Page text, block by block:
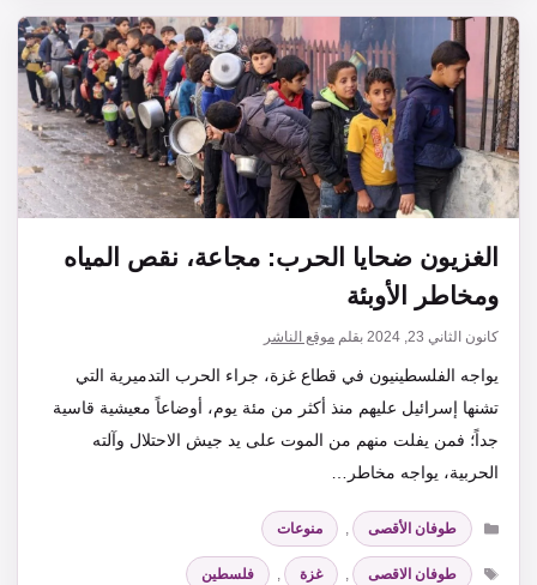
الغزيون ضحايا الحرب: مجاعة، نقص المياه
ومخاطر الأوبئة
كانون الثاني 23, 2024 بقلم موقع الناشر
يواجه الفلسطينيون في قطاع غزة، جراء الحرب التدميرية التي
تشنها إسرائيل عليهم منذ أكثر من مئة يوم، أوضاعاً معيشية قاسية
جداً؛ فمن يفلت منهم من الموت على يد جيش الاحتلال وآلته
الحربية، يواجه مخاطر…
التصنيفات
طوفان الأقصى ,
منوعات
الوسوم
طوفان الاقصى , غزة , فلسطين